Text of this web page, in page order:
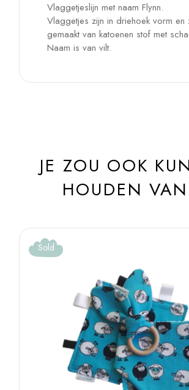
Vlaggetjeslijn met naam Flynn.
Vlaggetjes zijn in driehoek vorm en
gemaakt van katoenen stof met
Naam is van vilt.
JE ZOU OOK
HOUDEN
Sold